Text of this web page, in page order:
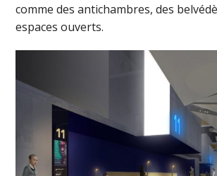
comme des antichambres, des
espaces ouverts.